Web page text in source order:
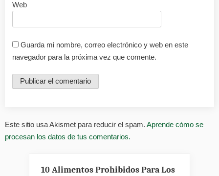
Web
Guarda mi nombre, correo electrónico y web en este
navegador para la próxima vez que comente.
Este sitio usa Akismet para reducir el spam. Aprende cómo se
procesan los datos de tus comentarios.
10 Alimentos Prohibidos Para Los